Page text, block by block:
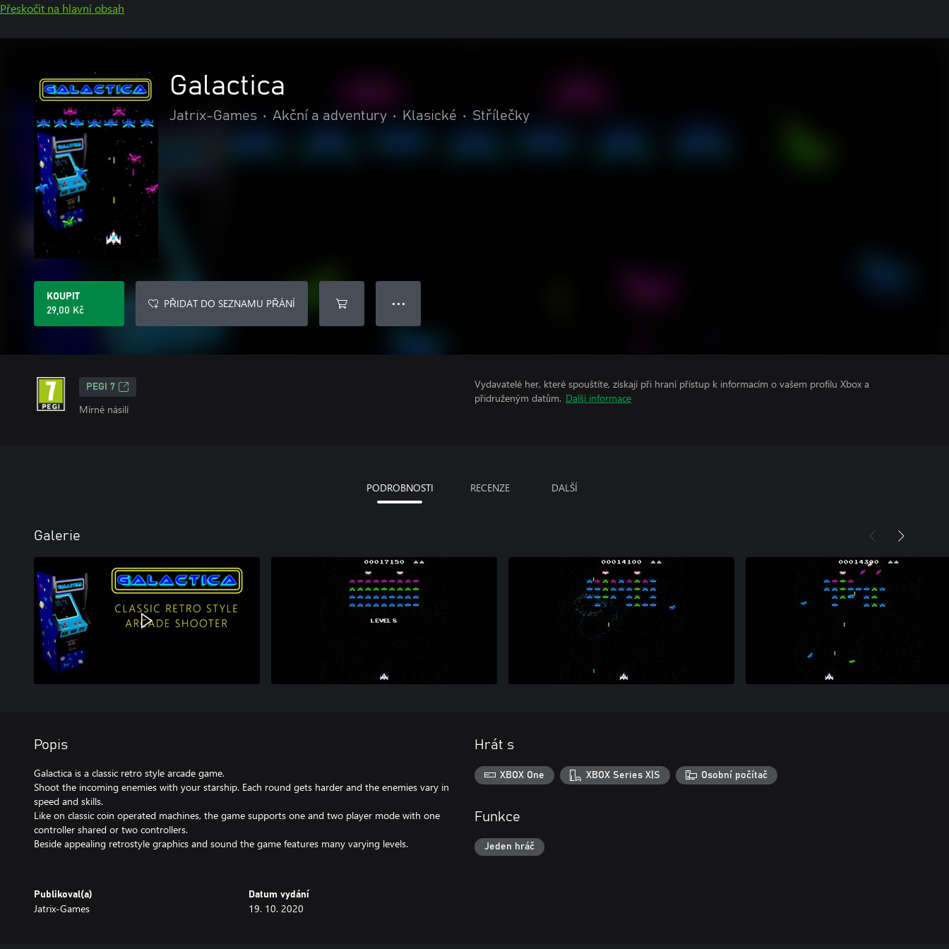
Přeskočit na hlavní obsah
Galactica
Jatrix-Games • Akční a adventury • Klasické • Střílečky
KOUPIT
29,00 Kč
PŘIDAT DO SEZNAMU PŘÁNÍ ● ● ●
PEGI 7
Mírné násilí
Vydavatelé her, které spouštíte, získají při hraní přístup k informacím o vašem profilu Xbox a
přidruženým datům. Další informace
PODROBNOSTI RECENZE DALŠÍ
Galerie
Popis
Galactica is a classic retro style arcade game.
Shoot the incoming enemies with your starship. Each round gets harder and the enemies vary in
speed and skills.
Like on classic coin operated machines, the game supports one and two player mode with one
controller shared or two controllers.
Beside appealing retrostyle graphics and sound the game features many varying levels.
Publikoval(a)
Jatrix-Games
Datum vydání
19. 10. 2020
Hrát s
XBOX One XBOX Series X|S Osobní počítač
Funkce
Jeden hráč